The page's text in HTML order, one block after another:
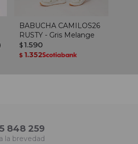
BABUCHA CAMILOS26
RUSTY - Gris Melange
$ 1.590
$ 1.352
848 259
la brevedad